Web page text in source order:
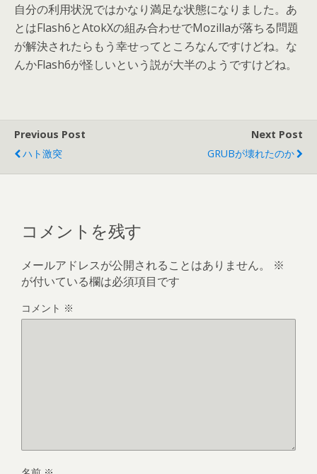
自分の利用状況ではかなり満足な状態になりました。あ
とはFlash6とAtokXの組み合わせでMozillaが落ちる問題
が解決されたらもう幸せってところなんですけどね。な
んかFlash6が怪しいという説が大半のようですけどね。
Previous Post
ハト激突
Next Post
GRUBが壊れたのか
コメントを残す
メールアドレスが公開されることはありません。
※
が付いている欄は必須項目です
コメント ※